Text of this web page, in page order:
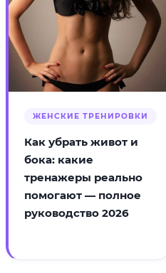
ЖЕНСКИЕ ТРЕНИРОВКИ
Как убрать живот и
бока: какие
тренажеры реально
помогают — полное
руководство 2026